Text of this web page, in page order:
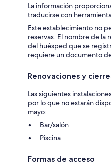
La información
traducirse con
Este establecimiento no
reservas. El nombre de la
del huésped que se
requiere un documento
Renovaciones y
Las siguientes
por lo que no estarán
mayo:
Bar/salón
Piscina
Formas de acceso